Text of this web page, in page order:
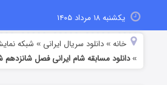
یکشنبه ۱۸ مرداد ۱۴۰۵
خانه »دانلود سریال ایرانی » شبکه
»دانلود مسابقه شام ایرانی فصل